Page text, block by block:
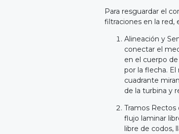
Para resguardar el
filtraciones en la red,
Alineación y
conectar el
en el cuerpo
por la flecha.
cuadrante
de la turbina y
Tramos Rectos
flujo laminar
libre de codos,